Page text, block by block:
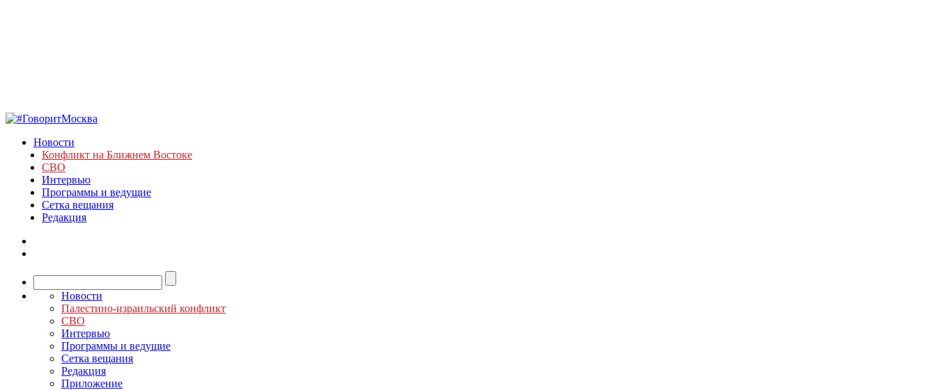
Новости
Конфликт на Ближнем Востоке
СВО
Интервью
Программы и ведущие
Сетка вещания
Редакция
Новости
Палестино-израильский конфликт
СВО
Интервью
Программы и ведущие
Сетка вещания
Редакция
Приложение